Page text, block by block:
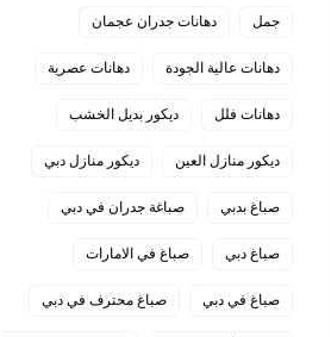
جمل دهانات جدران عجمان
دهانات عالية الجودة دهانات عصرية
دهانات فلل ديكور بديل الخشب
ديكور منازل العين ديكور منازل دبي
صباغ بدبي صباغة جدران في دبي
صباغ دبي صباغ في الامارات
صباغ في دبي صباغ محترف في دبي